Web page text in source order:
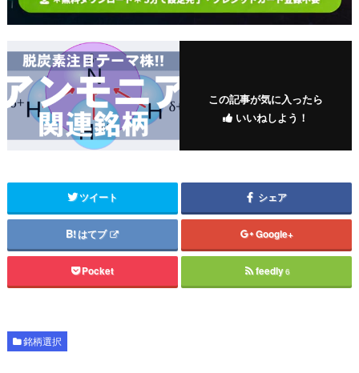
この記事が気に入ったら
いいねしよう！
ツイート シェア
はてブ Google+
Pocket feedly6
銘柄選択